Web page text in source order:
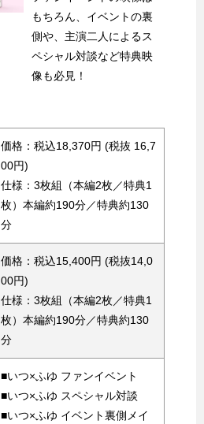
もちろん、イベントの裏
側や、主演二人によるス
ペシャル対談など特典映
像も必見！
価格：税込18,370円 (税抜 16,7
00円)
仕様：3枚組（本編2枚／特典1
枚）本編約190分／特典約130
分
価格：税込15,400円 (税抜14,0
00円)
仕様：3枚組（本編2枚／特典1
枚）本編約190分／特典約130
分
■いつ×ふゆ ファンイベント
■いつ×ふゆ スペシャル対談
■いつ×ふゆ イベント裏側メイ